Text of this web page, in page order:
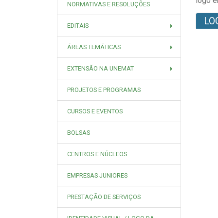
NORMATIVAS E RESOLUÇÕES
EDITAIS
ÁREAS TEMÁTICAS
EXTENSÃO NA UNEMAT
PROJETOS E PROGRAMAS
CURSOS E EVENTOS
BOLSAS
CENTROS E NÚCLEOS
EMPRESAS JUNIORES
PRESTAÇÃO DE SERVIÇOS